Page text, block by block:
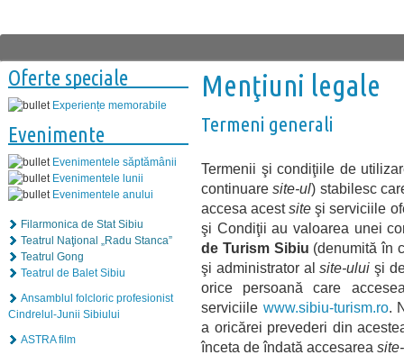
Oferte speciale
Experiențe memorabile
Evenimente
Evenimentele săptămânii
Evenimentele lunii
Evenimentele anului
Filarmonica de Stat Sibiu
Teatrul Naţional „Radu Stanca”
Teatrul Gong
Teatrul de Balet Sibiu
Ansamblul folcloric profesionist
Cindrelul-Junii Sibiului
ASTRA film
Menţiuni legale
Termeni generali
Termenii şi condiţiile de
continuaresite-ul) stabilesc
accesa acestsite şi serviciile
şi Condiţii au valoarea unei
de Turism Sibiu (denumită în
şi administrator alsite-ului şi
orice persoană care
serviciile www.sibiu-turism.ro.
a oricărei prevederi din
înceta de îndată accesarea